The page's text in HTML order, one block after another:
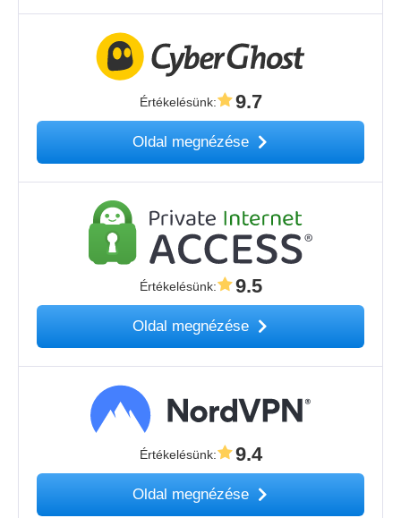
Értékelésünk: 9.7
Oldal megnézése
Értékelésünk: 9.5
Oldal megnézése
Értékelésünk: 9.4
Oldal megnézése